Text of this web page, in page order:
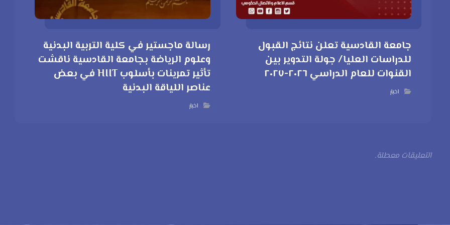
جامعة القادسية تعلن نتائج القبول
للدراسات العليا/ جولة التدوير بين
القنوات للعام الدراسي ٢٠٢٦-٢٠٢٧
اخبار
رسالة ماجستير في كلية التربية البدنية
وعلوم الرياضة بجامعة القادسية ناقشت
تأثير تمرينات بأسلوب HIIT في بعض
عناصر اللياقة البدنية
اخبار
التعليقات معطلة.